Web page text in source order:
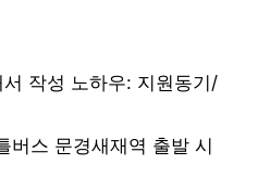
작성 노하우: 지원동기/
버스 문경새재역 출발 시